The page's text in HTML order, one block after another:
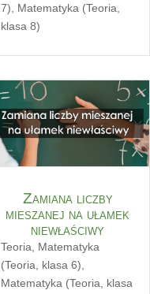
7), Matematyka (Teoria,
klasa 8)
Zamiana liczby
mieszanej na ułamek
niewłaściwy
Teoria
Matematyka
(Teoria, klasa 6)
Matematyka (Teoria, klasa